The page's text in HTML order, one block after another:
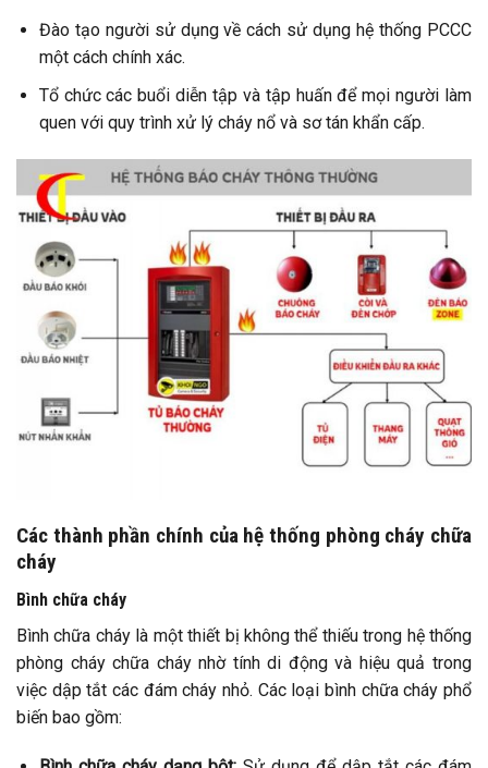
Đào tạo người sử dụng về cách sử dụng hệ thống PCCC
một cách chính xác.
Tổ chức các buổi diễn tập và tập huấn để mọi người làm
quen với quy trình xử lý cháy nổ và sơ tán khẩn cấp.
Các thành phần chính của hệ thống phòng cháy chữa
cháy
Bình chữa cháy
Bình chữa cháy là một thiết bị không thể thiếu trong hệ thống
phòng cháy chữa cháy nhờ tính di động và hiệu quả trong
việc dập tắt các đám cháy nhỏ. Các loại bình chữa cháy phổ
biến bao gồm: